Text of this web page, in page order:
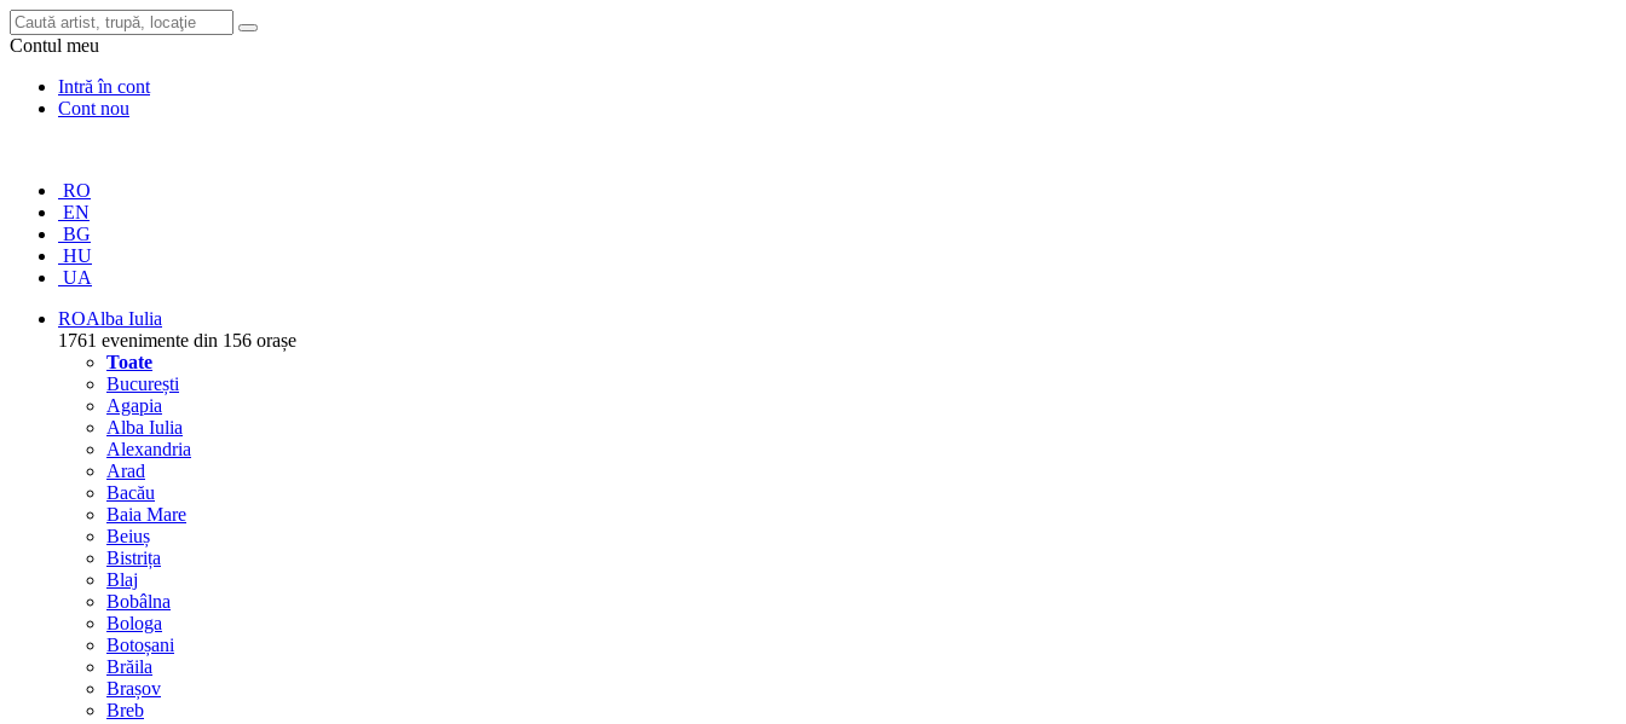
Contul meu
Intră în cont
Cont nou
RO
EN
BG
HU
UA
ROAlba Iulia
1761 evenimente din 156 orașe
Toate
București
Agapia
Alba Iulia
Alexandria
Arad
Bacău
Baia Mare
Beiuș
Bistrița
Blaj
Bobâlna
Bologa
Botoșani
Brăila
Brașov
Breb